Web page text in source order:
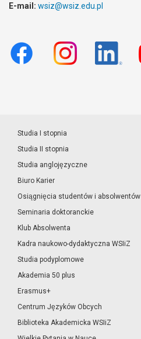
E-mail: wsiz@wsiz.edu.pl
Studia I stopnia
Studia II stopnia
Studia anglojęzyczne
Biuro Karier
Osiągnięcia studentów i absolwentów
Seminaria doktoranckie
Klub Absolwenta
Kadra naukowo-dydaktyczna WSIiZ
Studia podyplomowe
Akademia 50 plus
Erasmus+
Centrum Języków Obcych
Biblioteka Akademicka WSIiZ